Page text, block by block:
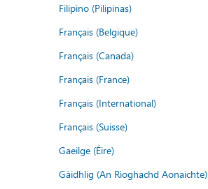
Filipino (Pilipinas)
Français (Belgique)
Français (Canada)
Français (France)
Français (International)
Français (Suisse)
Gaeilge (Éire)
Gàidhlig (An Rìoghachd Aonaichte)